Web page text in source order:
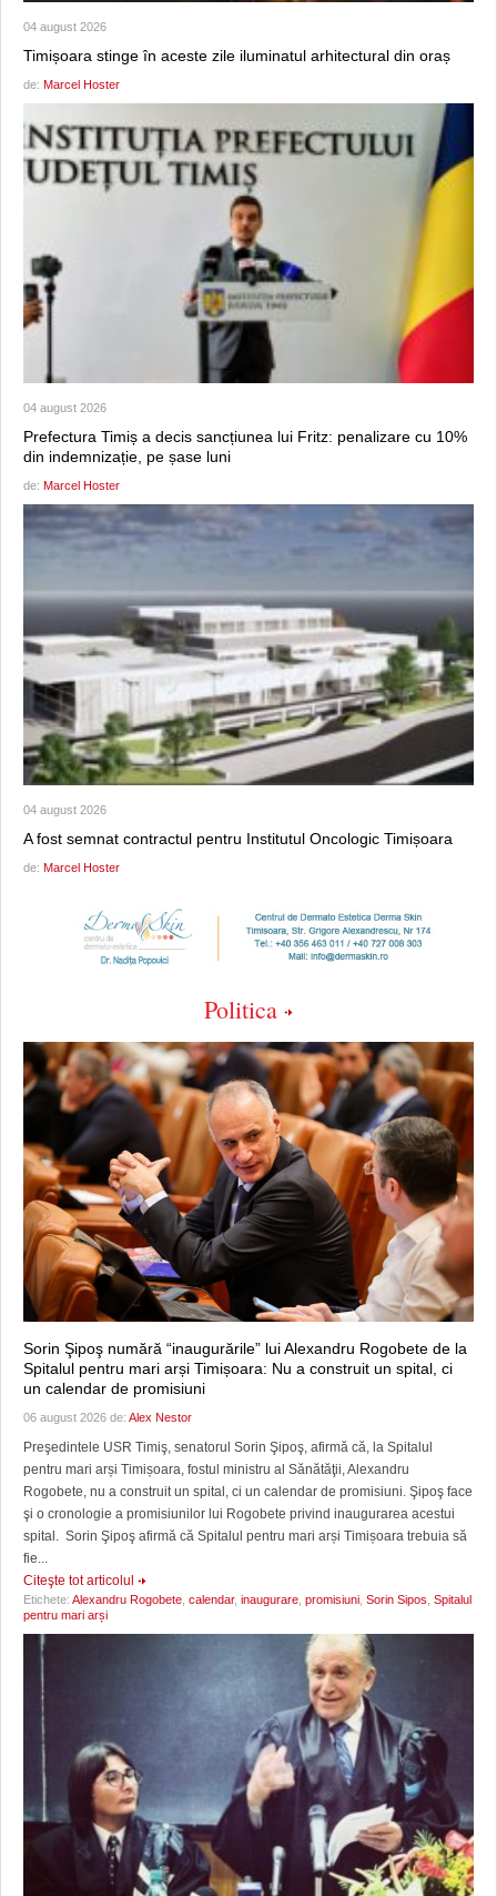
04 august 2026
Timișoara stinge în aceste zile iluminatul arhitectural din oraș
de: Marcel Hoster
04 august 2026
Prefectura Timiș a decis sancțiunea lui Fritz: penalizare cu 10%
din indemnizație, pe șase luni
de: Marcel Hoster
04 august 2026
A fost semnat contractul pentru Institutul Oncologic Timișoara
de: Marcel Hoster
Politica
Sorin Şipoş numără “inaugurările” lui Alexandru Rogobete de la
Spitalul pentru mari arși Timișoara: Nu a construit un spital, ci
un calendar de promisiuni
06 august 2026 de: Alex Nestor
Preşedintele USR Timiş, senatorul Sorin Şipoş, afirmă că, la Spitalul
pentru mari arși Timișoara, fostul ministru al Sănătăţii, Alexandru
Rogobete, nu a construit un spital, ci un calendar de promisiuni. Şipoş face
şi o cronologie a promisiunilor lui Rogobete privind inaugurarea acestui
spital. Sorin Şipoş afirmă că Spitalul pentru mari arși Timișoara trebuia să
fie...
Citeşte tot articolul
Etichete: Alexandru Rogobete calendar, inaugurare promisiuni Sorin Sipos Spitalul
pentru mari arși